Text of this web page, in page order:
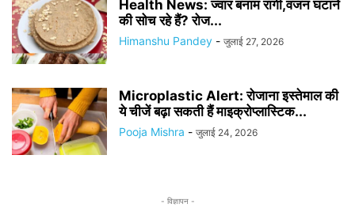
Health News: ज्वार बनाम रागी,वजन घटाने
की सोच रहे हैं? रोज...
Himanshu Pandey - जुलाई 27, 2026
Microplastic Alert: रोजाना इस्तेमाल की
ये चीजें बढ़ा सकती हैं माइक्रोप्लास्टिक...
Pooja Mishra - जुलाई 24, 2026
- विज्ञापन -